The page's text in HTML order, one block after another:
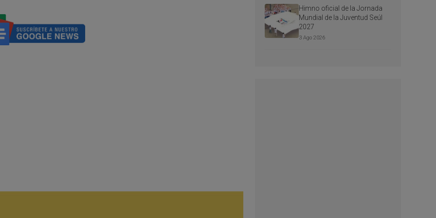
Himno oficial de la Jornada
Mundial de la Juventud Seúl
2027
3 Ago 2026